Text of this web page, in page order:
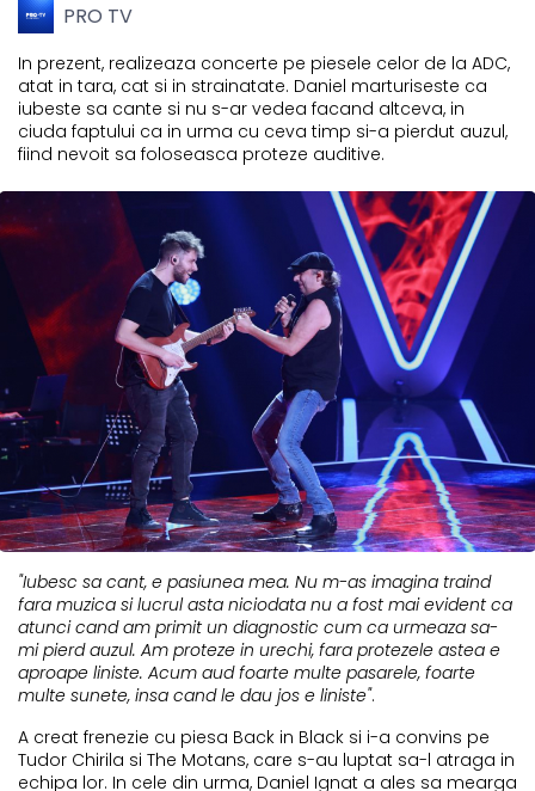
PRO TV
In prezent, realizeaza concerte pe piesele celor de la ADC,
atat in tara, cat si in strainatate. Daniel marturiseste ca
iubeste sa cante si nu s-ar vedea facand altceva, in
ciuda faptului ca in urma cu ceva timp si-a pierdut auzul,
fiind nevoit sa foloseasca proteze auditive.
"Iubesc sa cant, e pasiunea mea. Nu m-as imagina traind
fara muzica si lucrul asta niciodata nu a fost mai evident ca
atunci cand am primit un diagnostic cum ca urmeaza sa-
mi pierd auzul. Am proteze in urechi, fara protezele astea e
aproape liniste. Acum aud foarte multe pasarele, foarte
multe sunete, insa cand le dau jos e liniste".
A creat frenezie cu piesa Back in Black si i-a convins pe
Tudor Chirila si The Motans, care s-au luptat sa-l atraga in
echipa lor. In cele din urma, Daniel Ignat a ales sa mearga